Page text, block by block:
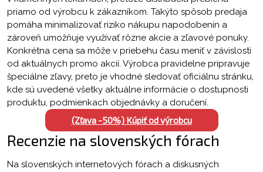
priamo od výrobcu k zákazníkom. Takýto spôsob predaja
pomáha minimalizovať riziko nákupu napodobenín a
zároveň umožňuje využívať rôzne akcie a zľavové ponuky.
Konkrétna cena sa môže v priebehu času meniť v závislosti
od aktuálnych promo akcií. Výrobca pravidelne pripravuje
špeciálne zľavy, preto je vhodné sledovať oficiálnu stránku,
kde sú uvedené všetky aktuálne informácie o dostupnosti
produktu, podmienkach objednávky a doručení.
(Zľava -50%) Kúpiť od výrobcu
Recenzie na slovenských fórach
Na slovenských internetových fórach a diskusných